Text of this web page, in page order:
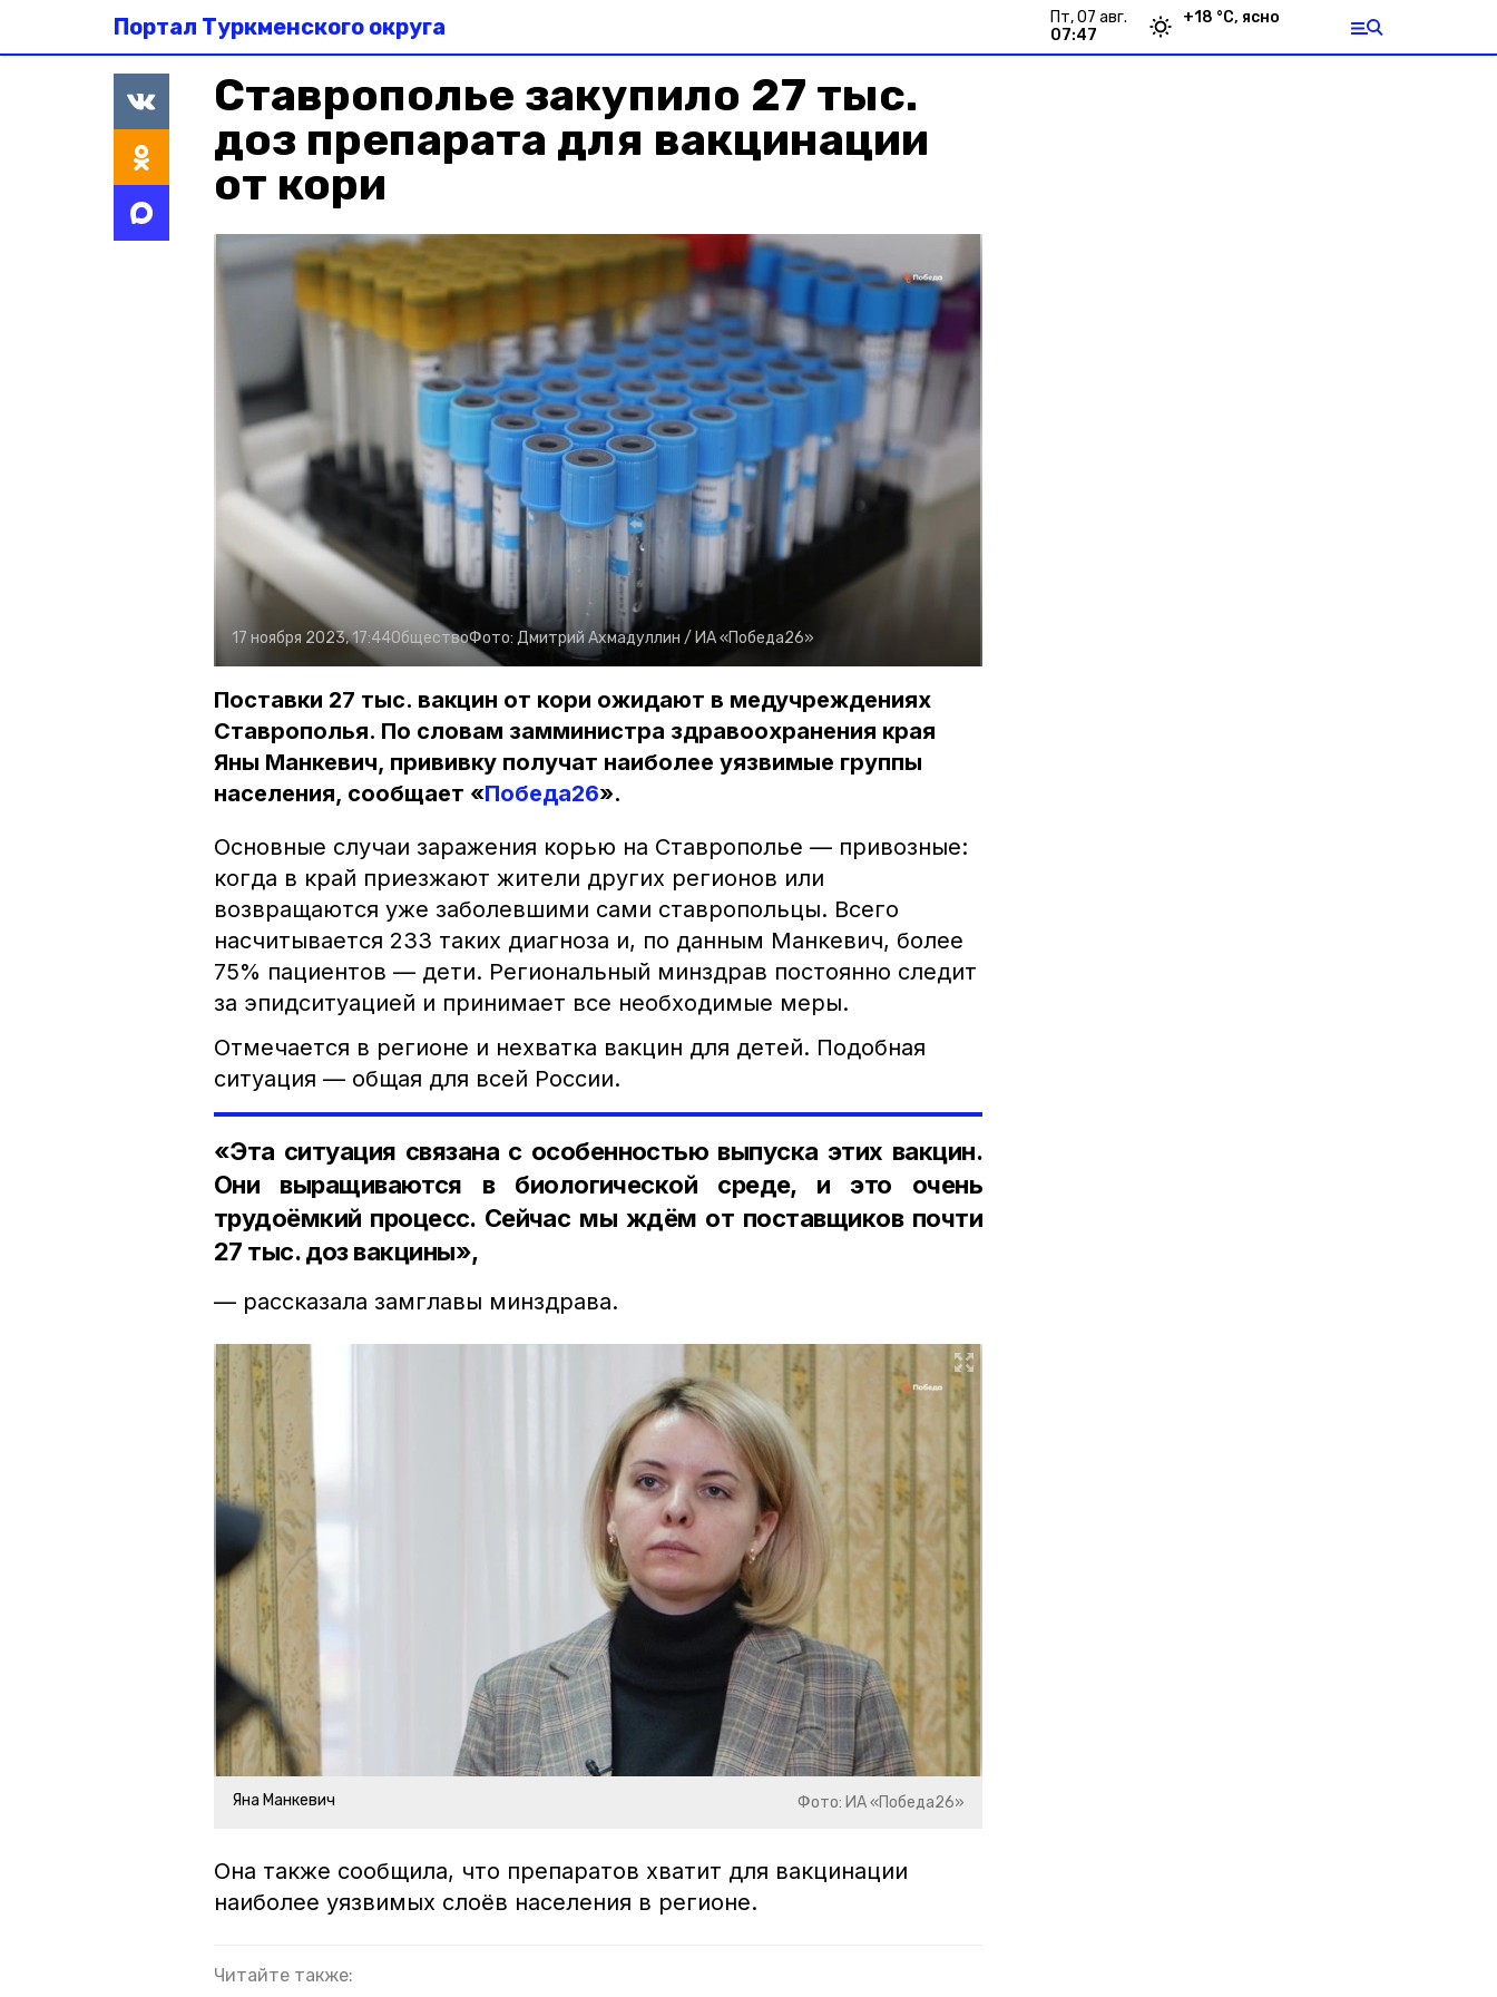
Портал Туркменского округа
пт, 07 авг.
07:47
+18 °С, ясно
Ставрополье закупило 27 тыс.
доз препарата для вакцинации
от кори
17 ноября 2023, 17:44ОбществоФото: Дмитрий Ахмадуллин / ИА «Победа26»
Поставки 27 тыс. вакцин от кори ожидают в медучреждениях
Ставрополья. По словам замминистра здравоохранения края
Яны Манкевич, прививку получат наиболее уязвимые группы
населения, сообщает «Победа26».
Основные случаи заражения корью на Ставрополье — привозные:
когда в край приезжают жители других регионов или
возвращаются уже заболевшими сами ставропольцы. Всего
насчитывается 233 таких диагноза и, по данным Манкевич, более
75% пациентов — дети. Региональный минздрав постоянно следит
за эпидситуацией и принимает все необходимые меры.
Отмечается в регионе и нехватка вакцин для детей. Подобная
ситуация — общая для всей России.
«Эта ситуация связана с особенностью выпуска этих вакцин.
Они выращиваются в биологической среде, и это очень
трудоёмкий процесс. Сейчас мы ждём от поставщиков почти
27 тыс. доз вакцины»,
— рассказала замглавы минздрава.
Яна Манкевич Фото: ИА «Победа26»
Она также сообщила, что препаратов хватит для вакцинации
наиболее уязвимых слоёв населения в регионе.
Читайте также: